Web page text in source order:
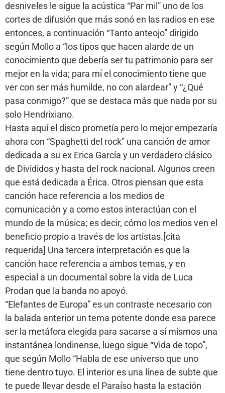
desniveles le sigue la acústica “Par mil” uno de los
cortes de difusión que más sonó en las radios en ese
entonces, a continuación “Tanto anteojo” dirigido
según Mollo a “los tipos que hacen alarde de un
conocimiento que debería ser tu patrimonio para ser
mejor en la vida; para mí el conocimiento tiene que
ver con ser más humilde, no con alardear” y “¿Qué
pasa conmigo?” que se destaca más que nada por su
solo Hendrixiano.
Hasta aquí el disco prometía pero lo mejor empezaría
ahora con “Spaghetti del rock” una canción de amor
dedicada a su ex Erica García y un verdadero clásico
de Divididos y hasta del rock nacional. Algunos creen
que está dedicada a Érica. Otros piensan que esta
canción hace referencia a los medios de
comunicación y a como estos interactúan con el
mundo de la música; es decir, cómo los medios ven el
beneficio propio a través de los artistas.[cita
requerida] Una tercera interpretación es que la
canción hace referencia a ambos temas, y en
especial a un documental sobre la vida de Luca
Prodan que la banda no apoyó.
“Elefantes de Europa” es un contraste necesario con
la balada anterior un tema potente donde esa parece
ser la metáfora elegida para sacarse a sí mismos una
instantánea londinense, luego sigue “Vida de topo”,
que según Mollo “Habla de ese universo que uno
tiene dentro tuyo. El interior es una línea de subte que
te puede llevar desde el Paraíso hasta la estación